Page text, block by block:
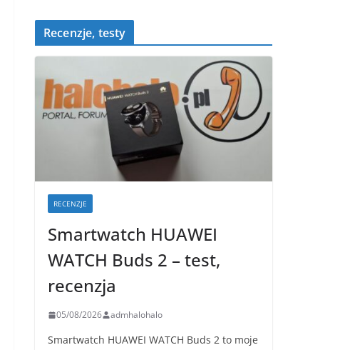
Recenzje, testy
RECENZJE
Smartwatch HUAWEI
WATCH Buds 2 – test,
recenzja
05/08/2026 admhalohalo
Smartwatch HUAWEI WATCH Buds 2 to moje